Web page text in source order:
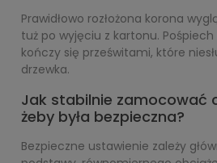
Prawidłowo rozłożona korona
tuż po wyjęciu z kartonu.
kończy się prześwitami, które
drzewka.
Jak stabilnie zamocować
żeby była bezpieczna?
Bezpieczne ustawienie zależy